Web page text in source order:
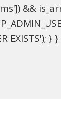
&&
EXISTS');